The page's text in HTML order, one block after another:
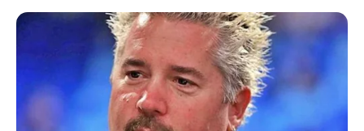
10 Pose Manekin Anti
Mainstream yang Konyol
Banget